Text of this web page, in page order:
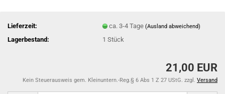
Lieferzeit: ca. 3-4 Tage(Ausland abweichend)
Lagerbestand: 1Stück
21,00 EUR
Kein Steuerausweis gem. Kleinuntern.-Reg.§ 6 Abs 1 Z 27 UStG. zzgl. Versand